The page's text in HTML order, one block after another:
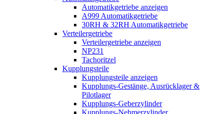
Automatikgetriebe anzeigen
A999 Automatikgetriebe
30RH & 32RH Automatikgetriebe
Verteilergetriebe
Verteilergetriebe anzeigen
NP231
Tachoritzel
Kupplungsteile
Kupplungsteile anzeigen
Kupplungs-Gestänge, Ausrücklager &
Pilotlager
Kupplungs-Geberzylinder